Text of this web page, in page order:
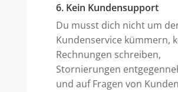
6. Kein Kundensupport
Du musst dich nicht um
Kundenservice kümmern,
Rechnungen schreiben,
Stornierungen
und auf Fragen von Kunden